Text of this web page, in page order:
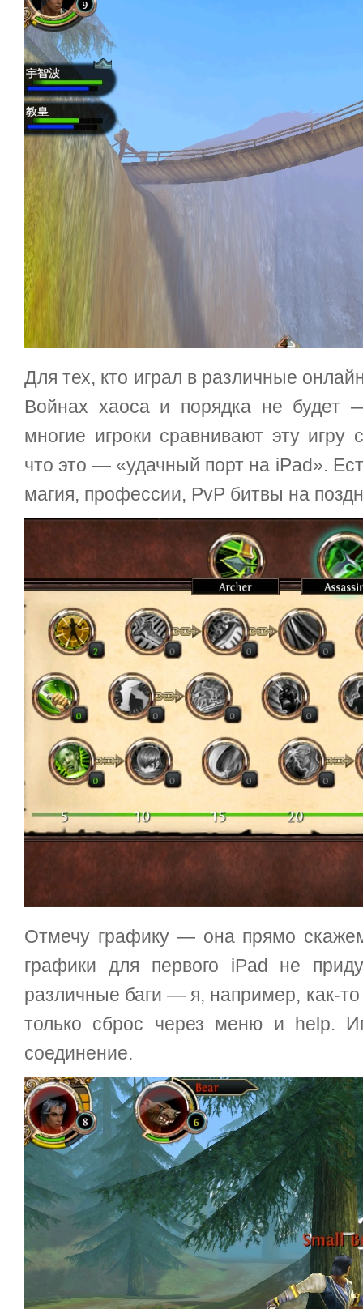
Для тех, кто играл в различные
Войнах хаоса и порядка не будет
многие игроки сравнивают эту игру
что это — «удачный порт на iPad».
магия, профессии, PvP битвы на
Отмечу графику — она прямо
графики для первого iPad не
различные баги — я, например, как-то
только сброс через меню и help.
соединение.